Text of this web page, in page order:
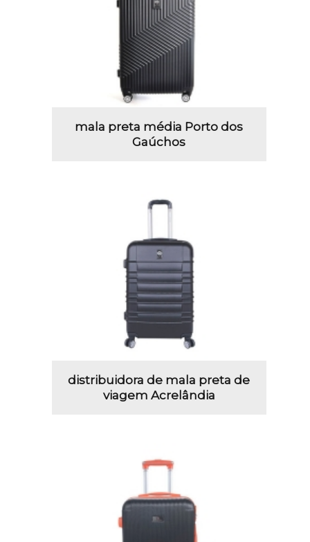
mala preta média Porto dos
Gaúchos
distribuidora de mala preta de
viagem Acrelândia